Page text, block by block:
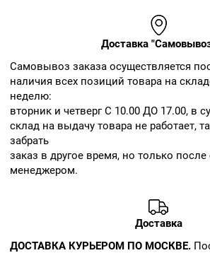
Доставка
Cамовывоз заказа осуществляется
наличия всех позиций товара на
неделю:
вторник и четверг С 10.00 ДО 17.00, в
склад на выдачу товара не работает,
забрать
заказ в другое время, но только
менеджером.
Доставка
ДОСТАВКА КУРЬЕРОМ ПО МОСКВЕ.